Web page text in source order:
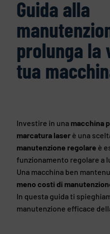
Guida alla
prolunga la
tua
Investire in una macchina
marcatura laser è una
manutenzione regolare è
funzionamento regolare a
Una macchina ben
meno costi di
In questa guida ti
manutenzione efficace